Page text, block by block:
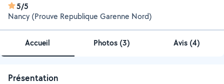
5/5
Nancy (Prouve Republique Garenne Nord)
Accueil Photos (3) Avis (4)
Présentation